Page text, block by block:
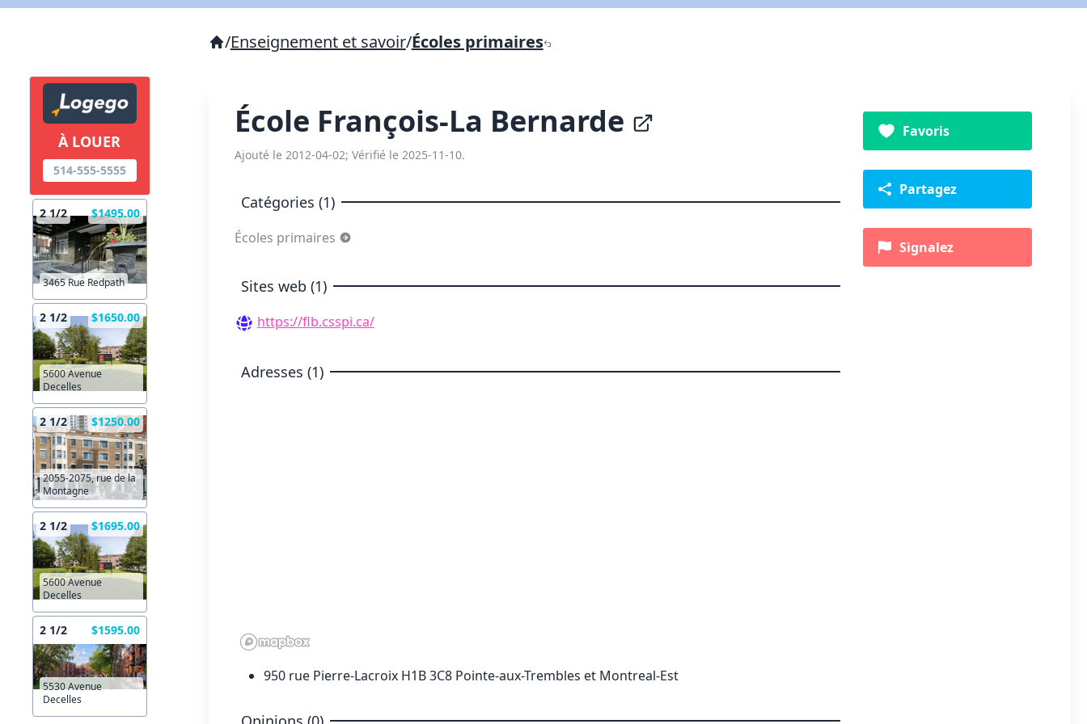
À LOUER
514-555-5555
2 1/2 $1495.00
3465 Rue Redpath
2 1/2 $1650.00
5600 Avenue
Decelles
2 1/2 $1250.00
2055-2075, rue de la
Montagne
2 1/2 $1695.00
5600 Avenue
Decelles
2 1/2 $1595.00
5530 Avenue
Decelles
/Enseignement et savoir/Écoles primaires
École François-La Bernarde
Ajouté le 2012-04-02; Vérifié le 2025-11-10.
Catégories (1)
Écoles primaires
Sites web (1)
https://flb.csspi.ca/
Adresses (1)
950 rue Pierre-Lacroix H1B 3C8 Pointe-aux-Trembles et Montreal-Est
Favoris
Partagez
Signalez
X Fermer